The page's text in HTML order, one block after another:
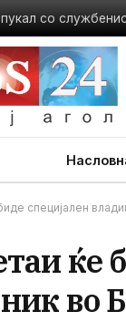
со
специјален
ќе
во